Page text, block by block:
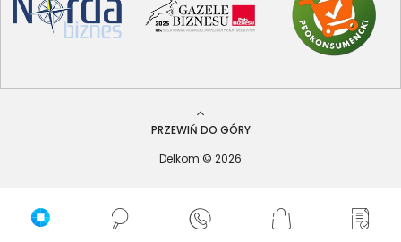
PRZEWIŃ DO GÓRY
Delkom © 2026